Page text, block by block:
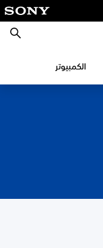
بحث
الكمبيوتر